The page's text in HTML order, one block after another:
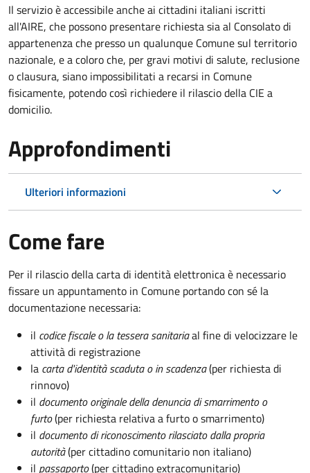
Il servizio è accessibile anche ai cittadini italiani iscritti
all'AIRE, che possono presentare richiesta sia al Consolato di
appartenenza che presso un qualunque Comune sul territorio
nazionale, e a coloro che, per gravi motivi di salute, reclusione
o clausura, siano impossibilitati a recarsi in Comune
fisicamente, potendo così richiedere il rilascio della CIE a
domicilio.
Approfondimenti
Ulteriori informazioni
Come fare
Per il rilascio della carta di identità elettronica è necessario
fissare un appuntamento in Comune portando con sé la
documentazione necessaria:
il codice fiscale o la tessera sanitariaal fine di velocizzare le
attività di registrazione
la carta d'identità scaduta o in scadenza(per richiesta di
rinnovo)
il documento originale della denuncia di smarrimento o
furto(per richiesta relativa a furto o smarrimento)
il documento di riconoscimento rilasciato dalla propria
autorità(per cittadino comunitario non italiano)
il passaporto(per cittadino extracomunitario)